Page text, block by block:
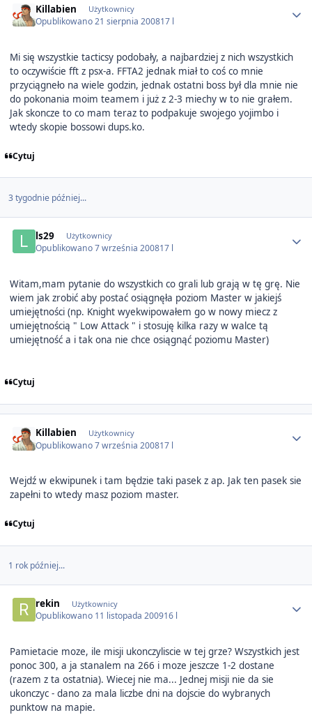
Killabien Użytkownicy
Opublikowano21 sierpnia 200817 l
Mi się wszystkie tacticsy podobały, a najbardziej z nich wszystkich
to oczywiście fft z psx-a. FFTA2 jednak miał to coś co mnie
przyciągneło na wiele godzin, jednak ostatni boss był dla mnie nie
do pokonania moim teamem i już z 2-3 miechy w to nie grałem.
Jak skoncze to co mam teraz to podpakuje swojego yojimbo i
wtedy skopie bossowi dups.ko.
Cytuj
3 tygodnie później...
ls29 Użytkownicy
Opublikowano7 września 200817 l
Witam,mam pytanie do wszystkich co grali lub grają w tę grę. Nie
wiem jak zrobić aby postać osiągnęła poziom Master w jakiejś
umiejętności (np. Knight wyekwipowałem go w nowy miecz z
umiejętnością " Low Attack " i stosuję kilka razy w walce tą
umiejętność a i tak ona nie chce osiągnąć poziomu Master)
Cytuj
Killabien Użytkownicy
Opublikowano7 września 200817 l
Wejdź w ekwipunek i tam będzie taki pasek z ap. Jak ten pasek sie
zapełni to wtedy masz poziom master.
Cytuj
1 rok później...
rekin Użytkownicy
Opublikowano 11 listopada 200916 l
Pamietacie moze, ile misji ukonczyliscie w tej grze? Wszystkich jest
ponoc 300, a ja stanalem na 266 i moze jeszcze 1-2 dostane
(razem z ta ostatnia). Wiecej nie ma... Jednej misji nie da sie
ukonczyc - dano za mala liczbe dni na dojscie do wybranych
punktow na mapie.